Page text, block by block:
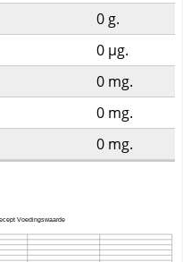
0g.
0 µg.
0 mg.
0 mg.
0 mg.